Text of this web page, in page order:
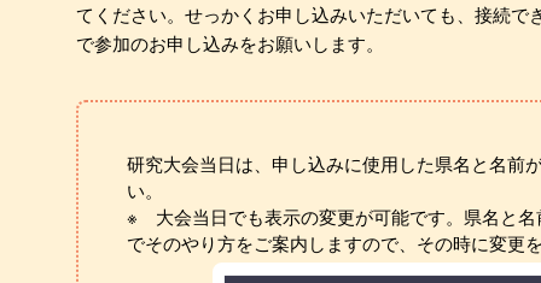
てください。せっかくお申し込みいただいても、接続
で参加のお申し込みをお願いします。
研究大会当日は、申し込みに使用した県名と名前
い。
※ 大会当日でも表示の変更が可能です。県名と
でそのやり方をご案内しますので、その時に変更